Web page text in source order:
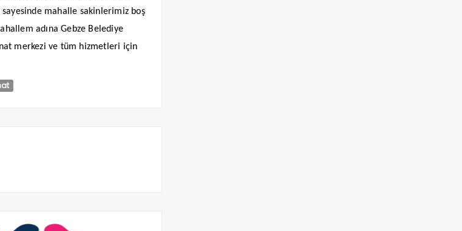
mahalle sakinlerimiz boş
adına Gebze Belediye
merkezi ve tüm hizmetleri için